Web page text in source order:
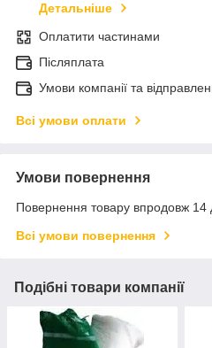
Детальніше
Оплатити частинами
Післяплата
Умови компанії та
Всі умови оплати
Умови повернення
Повернення товару впродовж 14
Всі умови повернення
Подібні товари компанії